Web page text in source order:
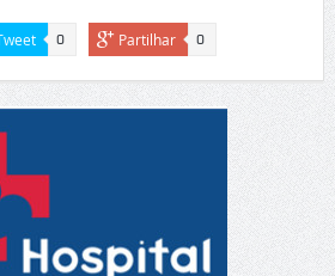
0 Partilhar 0